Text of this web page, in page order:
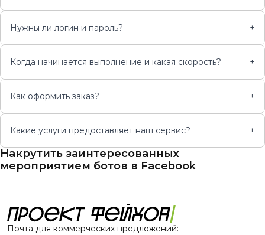
Накрутить заинтересованных
мероприятием ботов в Facebook
Нужны ли логин и пароль? +
Когда начинается выполнение и какая скорость? +
Как оформить заказ? +
Какие услуги предоставляет наш сервис? +
Почта для коммерческих предложений: